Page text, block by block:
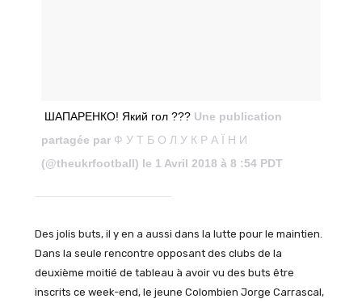
ШАПАРЕНКО! Який гол ??? Une publication
partagée par Ф У Т Б О Л У К Р А Ї Н И
(@theukrfootball) le 1 Avril 2018 à 8 :54 PDT
Des jolis buts, il y en a aussi dans la lutte pour le maintien.
Dans la seule rencontre opposant des clubs de la
deuxième moitié de tableau à avoir vu des buts être
inscrits ce week-end, le jeune Colombien Jorge Carrascal,